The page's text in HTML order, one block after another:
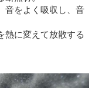
音をよく吸収し、音
熱に変えて放散する